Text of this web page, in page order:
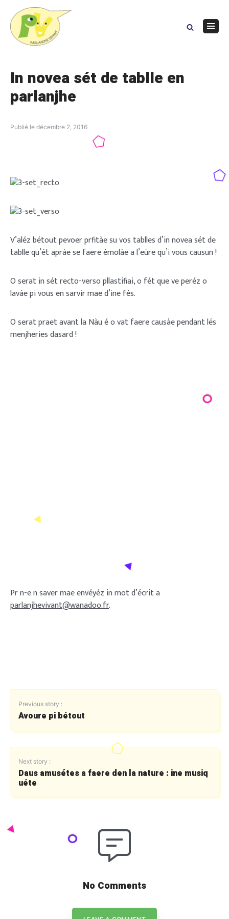
content
In novea sét de tablle en
parlanjhe
Publié le décembre 2, 2016
V’aléz bétout pevoer prfitàe su vos tablles d’in novea sét de
tablle qu’ét apràe se faere émolàe a l’eùre qu’i vous causun !
O serat in sét recto-verso pllastifiai, o fét que ve peréz o
lavàe pi vous en sarvir mae d’ine fés.
O serat praet avant la Nàu é o vat faere causàe pendant lés
menjheries dasard !
Pr n-e n saver mae envéyéz in mot d’écrit a
parlanjhevivant@wanadoo.fr.
Previous story :
Avoure pi bétout
Next story :
Daus amusétes a faere den la nature : ine musiq
uéte
No Comments